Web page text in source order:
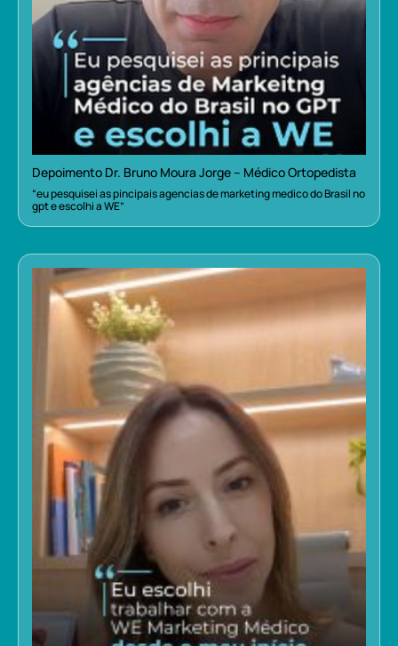
Depoimento Dr. Bruno Moura Jorge – Médico Ortopedista
“eu pesquisei as pincipais agencias de marketing medico do Brasil no
gpt e escolhi a WE”